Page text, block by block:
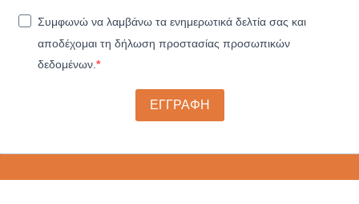
Συμφωνώ να λαμβάνω τα ενημερωτικά δελτία σας και
αποδέχομαι τη δήλωση προστασίας προσωπικών
δεδομένων.
ΕΓΓΡΑΦΗ